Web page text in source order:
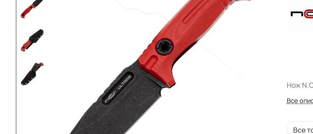
Нож
Все
Все